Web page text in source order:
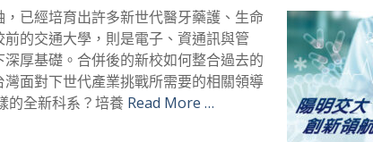
已經培育出許多新世代醫牙藥護、生命
的交通大學，則是電子、資通訊與管
厚基礎。合併後的新校如何整合過去的
面對下世代產業挑戰所需要的相關領導
的全新科系？培養 Read More …